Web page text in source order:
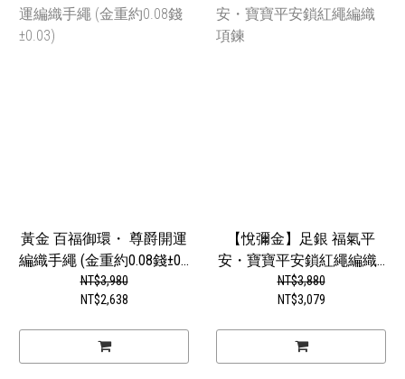
黃金 百福御環・ 尊爵開運
編織手繩 (金重約0.08錢±0...
NT$3,980
NT$2,638
【悅彌金】足銀 福氣平
安・寶寶平安鎖紅繩編織...
NT$3,880
NT$3,079